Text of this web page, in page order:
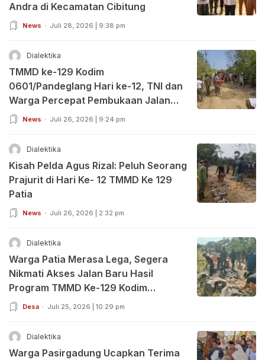
Andra di Kecamatan Cibitung
News Juli 28, 2026 | 9:38 pm
Dialektika
TMMD ke-129 Kodim
0601/Pandeglang Hari ke-12, TNI dan
Warga Percepat Pembukaan Jalan
serta Bangun Sumur Bor, Tokoh
News Juli 26, 2026 | 9:24 pm
Dialektika
Kisah Pelda Agus Rizal: Peluh Seorang
Prajurit di Hari Ke- 12 TMMD Ke 129
Patia
News Juli 26, 2026 | 2:32 pm
Dialektika
Warga Patia Merasa Lega, Segera
Nikmati Akses Jalan Baru Hasil
Program TMMD Ke-129 Kodim
0601/Pandeglang
Desa Juli 25, 2026 | 10:29 pm
Dialektika
Warga Pasirgadung Ucapkan Terima